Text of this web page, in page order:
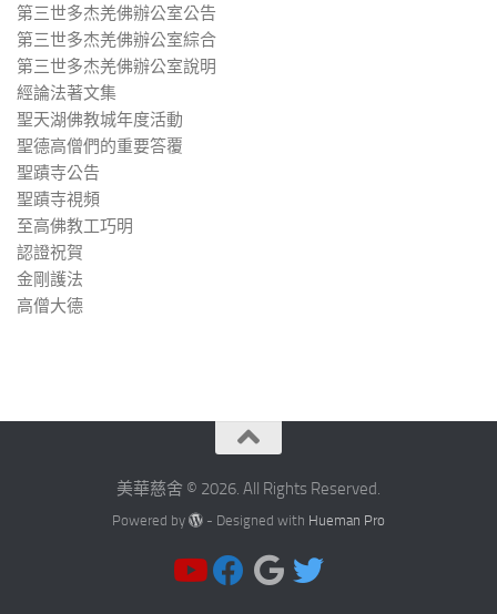
第三世多杰羌佛辦公室公告
第三世多杰羌佛辦公室綜合
第三世多杰羌佛辦公室說明
經論法著文集
聖天湖佛教城年度活動
聖德高僧們的重要答覆
聖蹟寺公告
聖蹟寺視頻
至高佛教工巧明
認證祝賀
金剛護法
高僧大德
美華慈舍 © 2026. All Rights Reserved.
Powered by - Designed with Hueman Pro